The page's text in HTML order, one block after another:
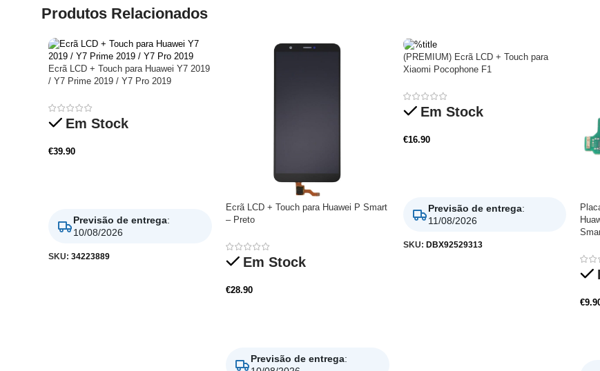
Produtos Relacionados
Ecrã LCD + Touch para Huawei Y7 2019
/ Y7 Prime 2019 / Y7 Pro 2019
Em Stock
€39.90
Previsão de entrega:
10/08/2026
SKU: 34223889
Ecrã LCD + Touch para Huawei P Smart
– Preto
Em Stock
€28.90
Previsão de entrega:
(PREMIUM) Ecrã LCD + Touch para
Xiaomi Pocophone F1
Em Stock
€16.90
Previsão de entrega:
11/08/2026
SKU: DBX92529313
€